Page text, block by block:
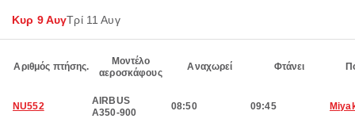
Κυρ 9 ΑυγΤρί 11 Αυγ
Αριθμός πτήσης.
Μοντέλο
αεροσκάφους
Αναχωρεί Φτάνει
NU552
AIRBUS
A350-900
08:50 09:45